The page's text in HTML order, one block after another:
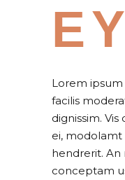
EY
Lorem
facilis
dignissim.
ei, modolamt
hendrerit. An
conceptam